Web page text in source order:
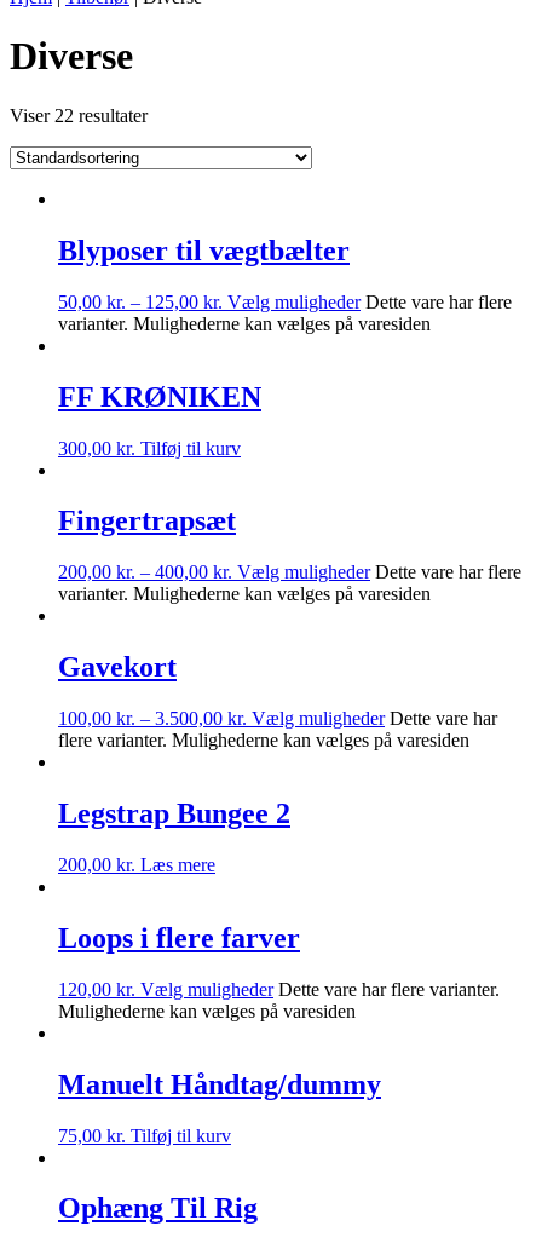
Diverse
Viser 22 resultater
Blyposer til vægtbælter
50,00 kr. – 125,00 kr. Vælg muligheder Dette vare har flere
varianter. Mulighederne kan vælges på varesiden
FF KRØNIKEN
300,00 kr. Tilføj til kurv
Fingertrapsæt
200,00 kr. – 400,00 kr. Vælg muligheder Dette vare har flere
varianter. Mulighederne kan vælges på varesiden
Gavekort
100,00 kr. – 3.500,00 kr. Vælg muligheder Dette vare har
flere varianter. Mulighederne kan vælges på varesiden
Legstrap Bungee 2
200,00 kr. Læs mere
Loops i flere farver
120,00 kr. Vælg muligheder Dette vare har flere varianter.
Mulighederne kan vælges på varesiden
Manuelt Håndtag/dummy
75,00 kr. Tilføj til kurv
Ophæng Til Rig